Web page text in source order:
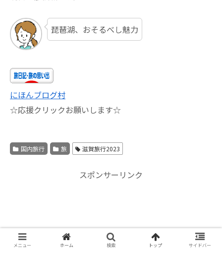
琵琶湖、おそるべし魅力
にほんブログ村
☆応援クリックお願いします☆
国内旅行 旅 滋賀旅行2023
スポンサーリンク
メニュー ホーム 検索 トップ サイドバー